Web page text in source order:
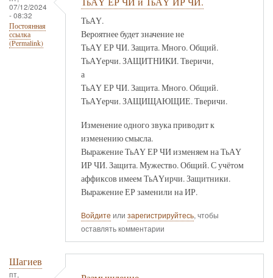
07/12/2024
- 08:32
Постоянная
ссылка
(Permalink)
ТьАҮ.
Вероятнее будет значение не
ТьАҮ ЕР ЧИ. Защита. Много. Общий.
ТьАҮерчи. ЗАЩИТНИКИ. Тверичи,
а
ТьАҮ ЕР ЧИ. Защита. Много. Общий.
ТьАҮерчи. ЗАЩИЩАЮЩИЕ. Тверичи.
Изменение одного звука приводит к
изменению смысла.
Выражение ТьАҮ ЕР ЧИ изменяем на ТьАҮ
ИР ЧИ. Защита. Мужество. Общий. С учётом
аффиксов имеем ТьАҮирчи. Защитники.
Выражение ЕР заменили на ИР.
Войдите или зарегистрируйтесь, чтобы
оставлять комментарии
Шагиев
пт,